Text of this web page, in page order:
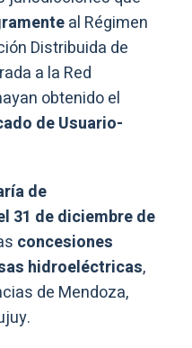
al Régimen
Distribuida de
a la Red
obtenido el
de Usuario-
de
31 de diciembre de
concesiones
hidroeléctricas,
de Mendoza,